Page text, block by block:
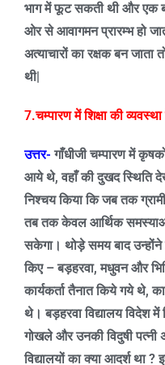
भाग में फूट सकती थी और एक
ओर से आवागमन प्रारम्भ हो
अत्याचारों का रक्षक बन जाता
थी|
7.चम्पारण में शिक्षा की
उत्तर- गाँधीजी चम्पारण में
आये थे,वहाँ की दुखद स्थिति
निश्चय किया कि जब तक
तब तक केवल आर्थिक
सकेगा। थोड़े समय बाद उन्होंने
किए – बड़हरवा,मधुवन और
कार्यकर्ता तैनात किये गये थे,
थे। बड़हरवा विद्यालय विदेश में
गोखले और उनकी विदुषी पत्नी
विद्यालयों का क्या आदर्श था?